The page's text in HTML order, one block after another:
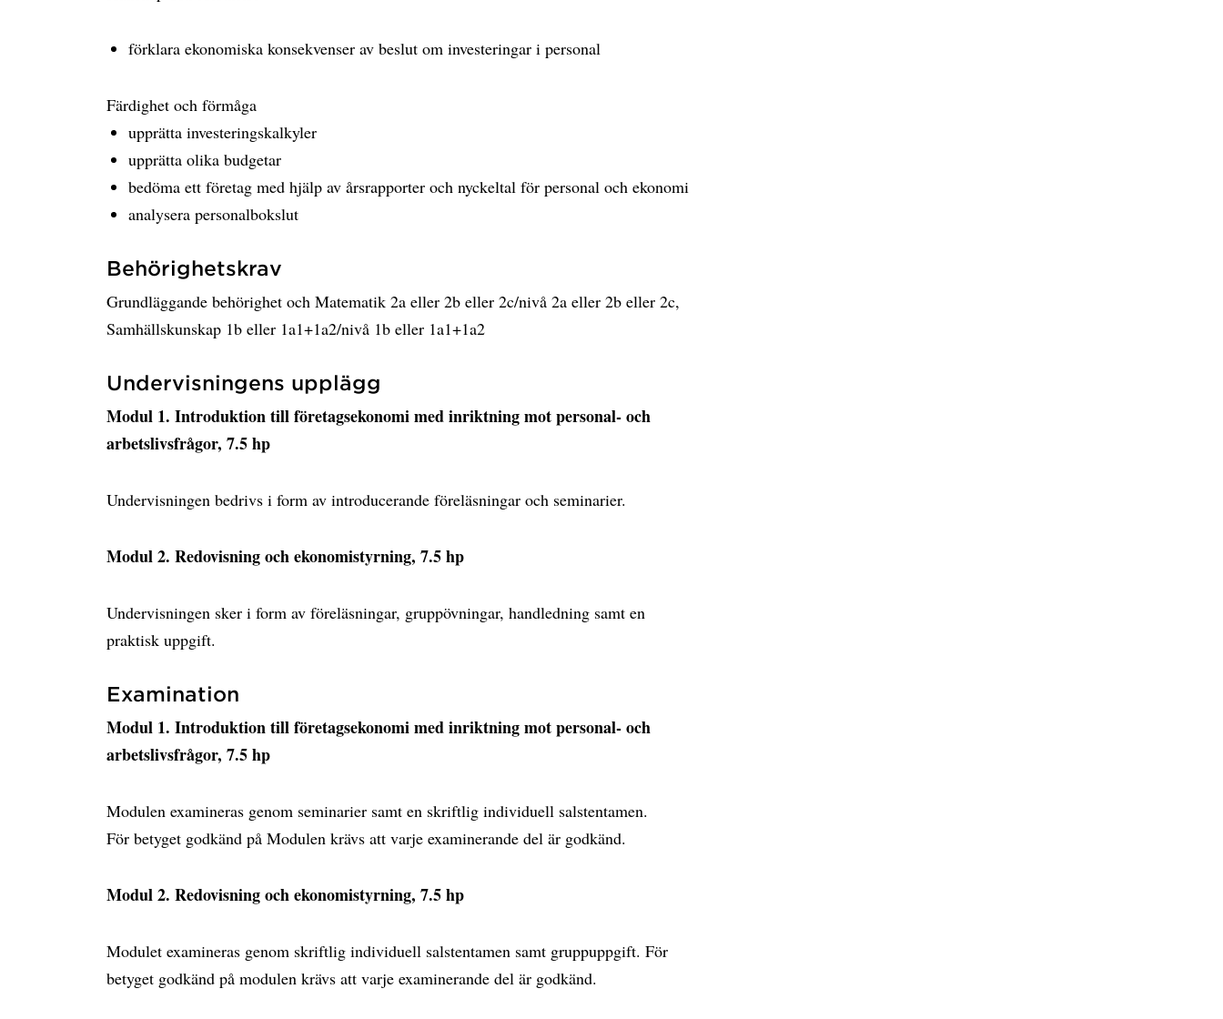
förklara ekonomiska konsekvenser av beslut om investeringar i personal
Färdighet och förmåga
upprätta investeringskalkyler
upprätta olika budgetar
bedöma ett företag med hjälp av årsrapporter och nyckeltal för personal och ekonomi
analysera personalbokslut
Behörighetskrav
Grundläggande behörighet och Matematik 2a eller 2b eller 2c/nivå 2a eller 2b eller 2c,
Samhällskunskap 1b eller 1a1+1a2/nivå 1b eller 1a1+1a2
Undervisningens upplägg
Modul 1. Introduktion till företagsekonomi med inriktning mot personal- och
arbetslivsfrågor, 7.5 hp
Undervisningen bedrivs i form av introducerande föreläsningar och seminarier.
Modul 2. Redovisning och ekonomistyrning, 7.5 hp
Undervisningen sker i form av föreläsningar, gruppövningar, handledning samt en
praktisk uppgift.
Examination
Modul 1. Introduktion till företagsekonomi med inriktning mot personal- och
arbetslivsfrågor, 7.5 hp
Modulen examineras genom seminarier samt en skriftlig individuell salstentamen.
För betyget godkänd på Modulen krävs att varje examinerande del är godkänd.
Modul 2. Redovisning och ekonomistyrning, 7.5 hp
Modulet examineras genom skriftlig individuell salstentamen samt gruppuppgift. För
betyget godkänd på modulen krävs att varje examinerande del är godkänd.